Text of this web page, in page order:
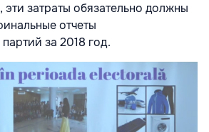
эти затраты обязательно должны
отчеты
за 2018 год.